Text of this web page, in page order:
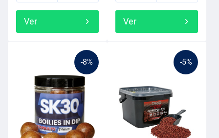
Ver Ver
-8% -5%